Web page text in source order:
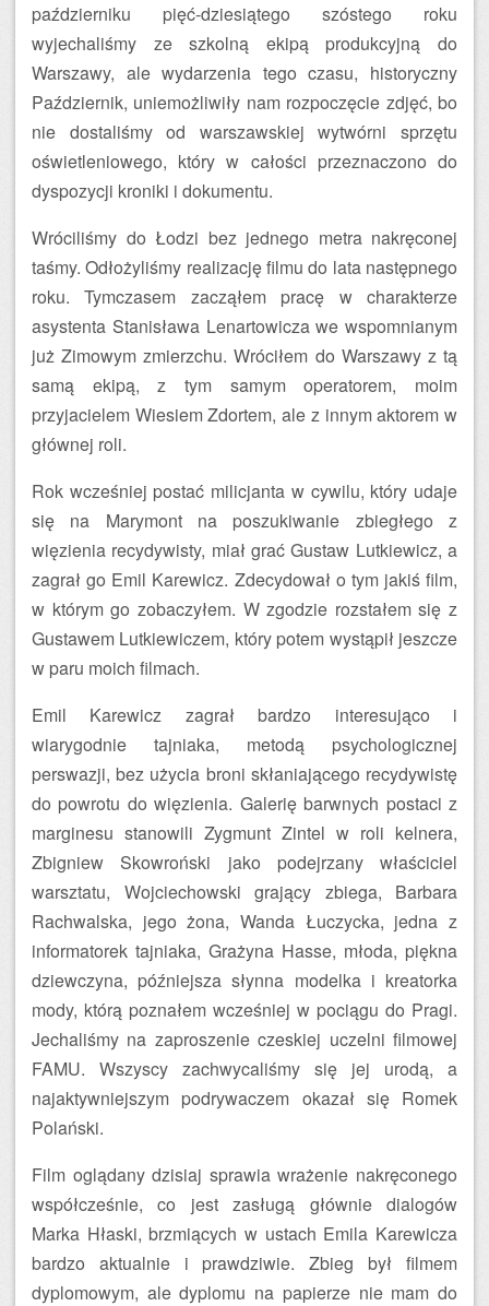
październiku pięć-dziesiątego szóstego roku
wyjechaliśmy ze szkolną ekipą produkcyjną do
Warszawy, ale wydarzenia tego czasu, historyczny
Październik, uniemożliwiły nam rozpoczęcie zdjęć, bo
nie dostaliśmy od warszawskiej wytwórni sprzętu
oświetleniowego, który w całości przeznaczono do
dyspozycji kroniki i dokumentu.
Wróciliśmy do Łodzi bez jednego metra nakręconej
taśmy. Odłożyliśmy realizację filmu do lata następnego
roku. Tymczasem zacząłem pracę w charakterze
asystenta Stanisława Lenartowicza we wspomnianym
już Zimowym zmierzchu. Wróciłem do Warszawy z tą
samą ekipą, z tym samym operatorem, moim
przyjacielem Wiesiem Zdortem, ale z innym aktorem w
głównej roli.
Rok wcześniej postać milicjanta w cywilu, który udaje
się na Marymont na poszukiwanie zbiegłego z
więzienia recydywisty, miał grać Gustaw Lutkiewicz, a
zagrał go Emil Karewicz. Zdecydował o tym jakiś film,
w którym go zobaczyłem. W zgodzie rozstałem się z
Gustawem Lutkiewiczem, który potem wystąpił jeszcze
w paru moich filmach.
Emil Karewicz zagrał bardzo interesująco i
wiarygodnie tajniaka, metodą psychologicznej
perswazji, bez użycia broni skłaniającego recydywistę
do powrotu do więzienia. Galerię barwnych postaci z
marginesu stanowili Zygmunt Zintel w roli kelnera,
Zbigniew Skowroński jako podejrzany właściciel
warsztatu, Wojciechowski grający zbiega, Barbara
Rachwalska, jego żona, Wanda Łuczycka, jedna z
informatorek tajniaka, Grażyna Hasse, młoda, piękna
dziewczyna, późniejsza słynna modelka i kreatorka
mody, którą poznałem wcześniej w pociągu do Pragi.
Jechaliśmy na zaproszenie czeskiej uczelni filmowej
FAMU. Wszyscy zachwycaliśmy się jej urodą, a
najaktywniejszym podrywaczem okazał się Romek
Polański.
Film oglądany dzisiaj sprawia wrażenie nakręconego
współcześnie, co jest zasługą głównie dialogów
Marka Hłaski, brzmiących w ustach Emila Karewicza
bardzo aktualnie i prawdziwie. Zbieg był filmem
dyplomowym, ale dyplomu na papierze nie mam do